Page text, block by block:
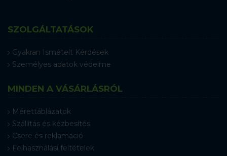
SZOLGÁLTATÁSOK
Gyakran Ismételt Kérdések
Személyes adatok védelme
MINDEN A VÁSÁRLÁSRÓL
Mérettáblázatok
Szállítás és kézbesítés
Csere és reklamáció
Felhasználási feltételek